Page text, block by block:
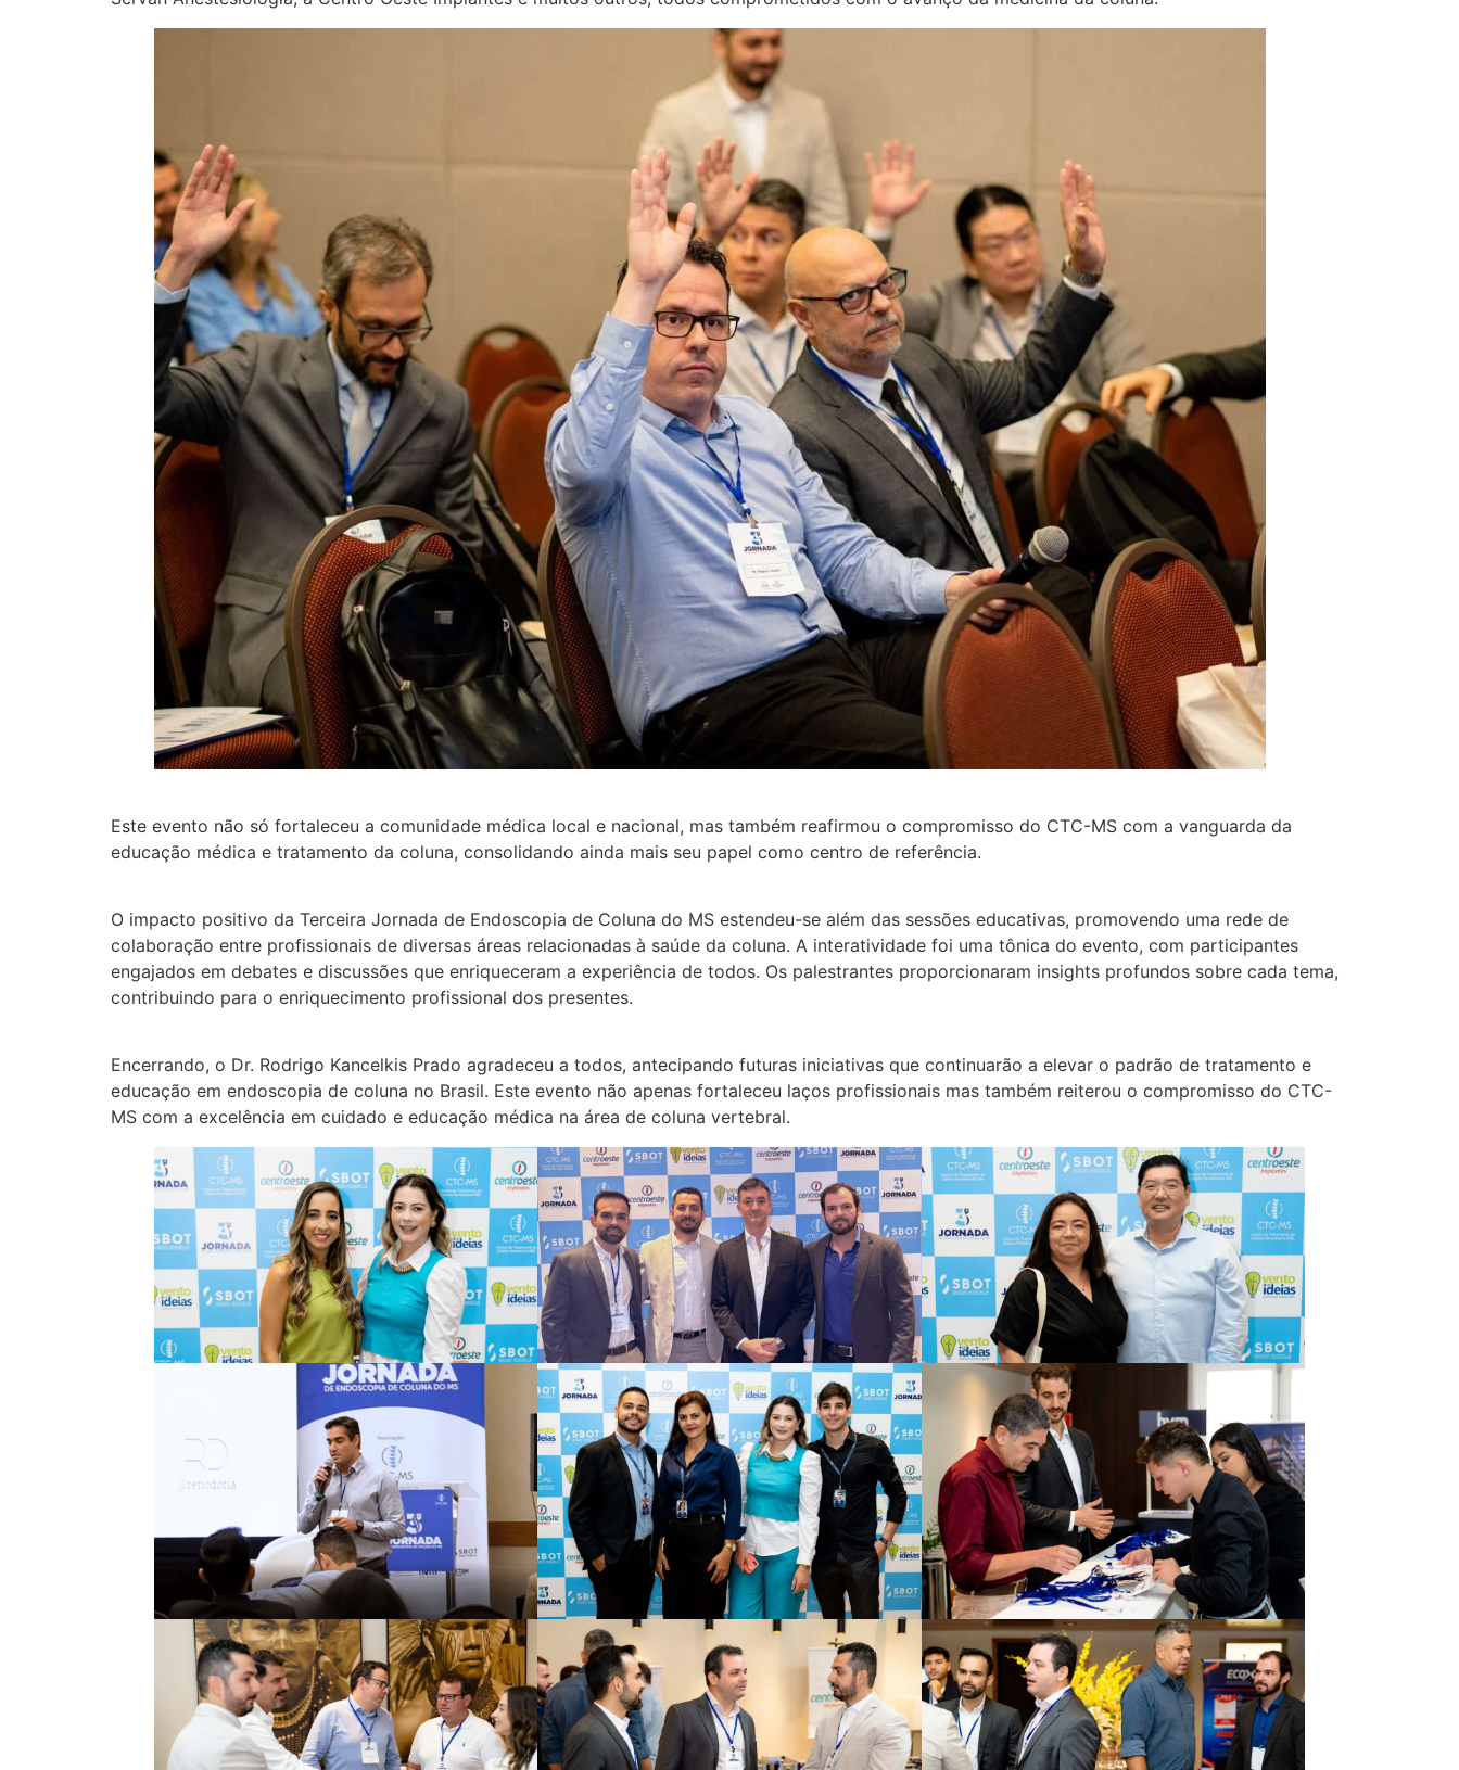
Este evento não só fortaleceu a comunidade médica local e nacional, mas também reafirmou o compromisso do CTC-MS com a vanguarda da
educação médica e tratamento da coluna, consolidando ainda mais seu papel como centro de referência.
O impacto positivo da Terceira Jornada de Endoscopia de Coluna do MS estendeu-se além das sessões educativas, promovendo uma rede de
colaboração entre profissionais de diversas áreas relacionadas à saúde da coluna. A interatividade foi uma tônica do evento, com participantes
engajados em debates e discussões que enriqueceram a experiência de todos. Os palestrantes proporcionaram insights profundos sobre cada tema,
contribuindo para o enriquecimento profissional dos presentes.
Encerrando, o Dr. Rodrigo Kancelkis Prado agradeceu a todos, antecipando futuras iniciativas que continuarão a elevar o padrão de tratamento e
educação em endoscopia de coluna no Brasil. Este evento não apenas fortaleceu laços profissionais mas também reiterou o compromisso do CTC-
MS com a excelência em cuidado e educação médica na área de coluna vertebral.